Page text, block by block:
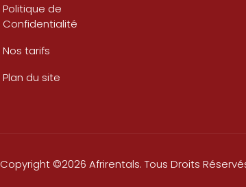
Politique de
Confidentialité
Nos tarifs
Plan du site
Copyright ©2026 Afrirentals. Tous Droits